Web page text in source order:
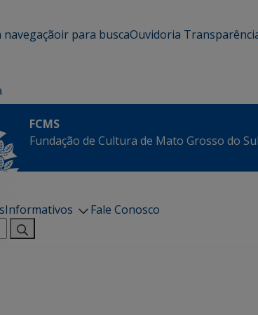
navegaçãoir para buscaOuvidoria
FCMS
Fundação de Cultura de Mato Grosso do Sul
Informativos
Fale Conosco